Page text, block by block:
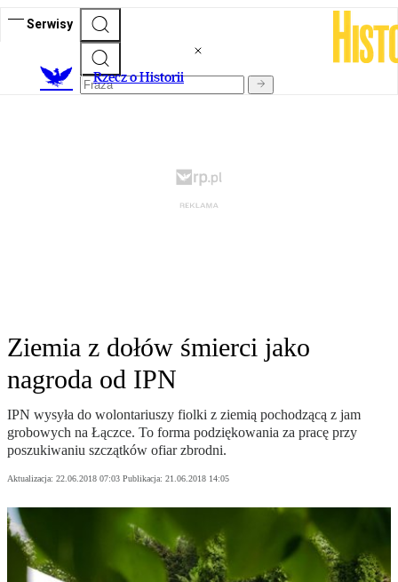
Serwisy
Rzecz o Historii
Ziemia z dołów śmierci jako
nagroda od IPN
IPN wysyła do wolontariuszy fiolki z ziemią pochodzącą z jam
grobowych na Łączce. To forma podziękowania za pracę przy
poszukiwaniu szczątków ofiar zbrodni.
Aktualizacja: 22.06.2018 07:03 Publikacja: 21.06.2018 14:05